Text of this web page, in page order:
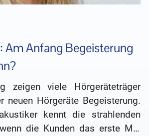
Am Anfang Begeisterung
zeigen viele Hörgeräteträger
neuen Hörgeräte Begeisterung.
kennt die strahlenden
die Kunden das erste Mal